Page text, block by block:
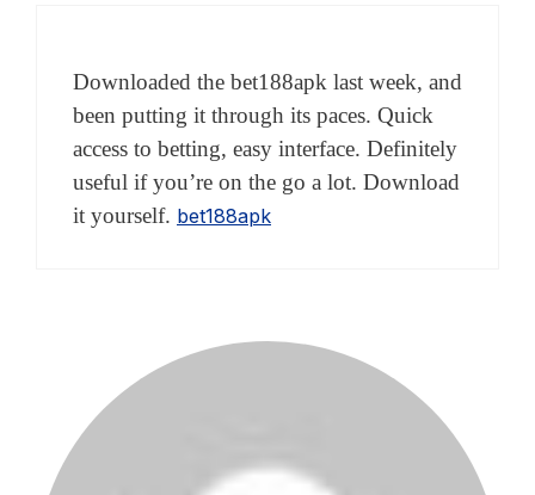
Downloaded the bet188apk last week, and
been putting it through its paces. Quick
access to betting, easy interface. Definitely
useful if you’re on the go a lot. Download
it yourself. bet188apk